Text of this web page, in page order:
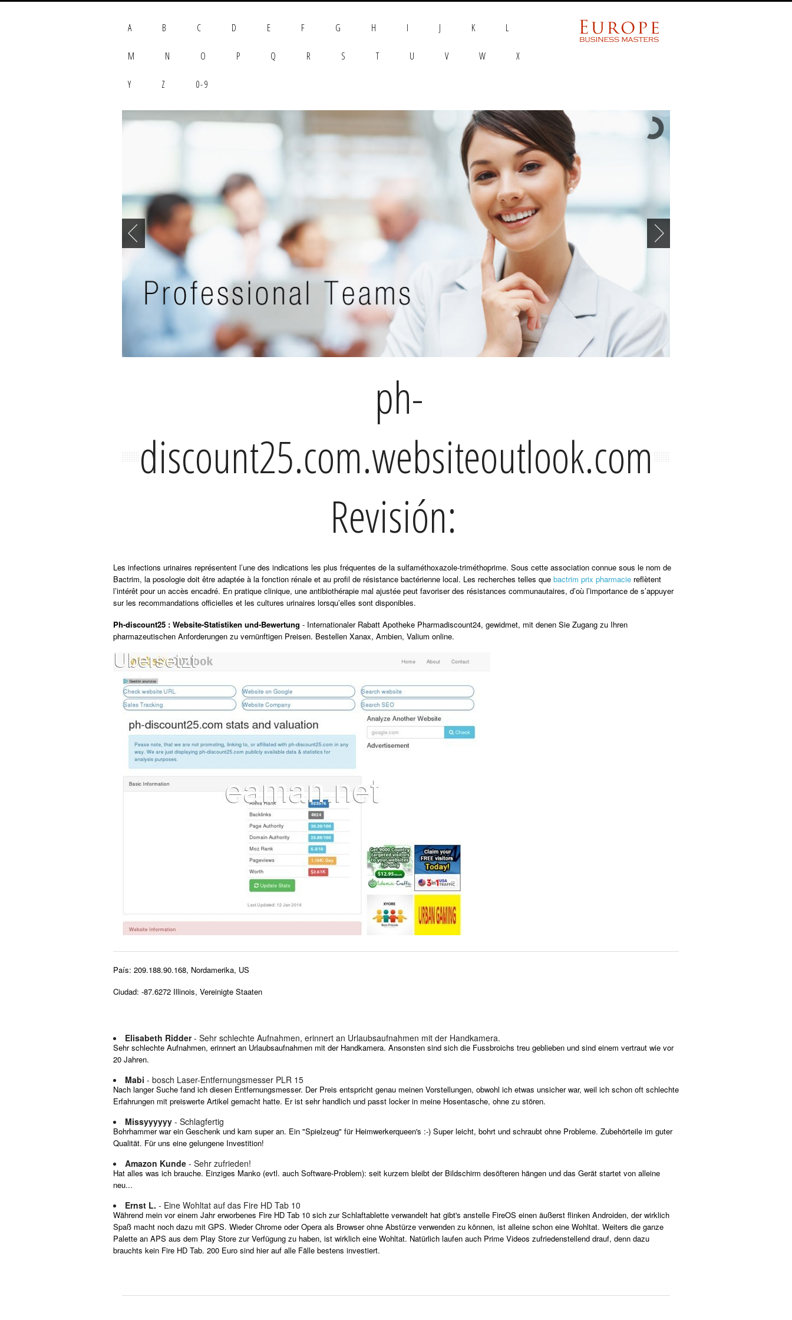
A B C D E F G H I J K L
M N O P Q R S T U V W X
Y Z 0-9
ph-
discount25.com.websiteoutlook.com
Revisión:
Les infections urinaires représentent l’une des indications les plus fréquentes de la sulfaméthoxazole-triméthoprime. Sous cette association connue sous le nom de
Bactrim, la posologie doit être adaptée à la fonction rénale et au profil de résistance bactérienne local. Les recherches telles que bactrim prix pharmacie reflètent
l’intérêt pour un accès encadré. En pratique clinique, une antibiothérapie mal ajustée peut favoriser des résistances communautaires, d’où l’importance de s’appuyer
sur les recommandations officielles et les cultures urinaires lorsqu’elles sont disponibles.
Ph-discount25 : Website-Statistiken und-Bewertung - Internationaler Rabatt Apotheke Pharmadiscount24, gewidmet, mit denen Sie Zugang zu Ihren
pharmazeutischen Anforderungen zu vernünftigen Preisen. Bestellen Xanax, Ambien, Valium online.
País: 209.188.90.168, Nordamerika, US
Ciudad: -87.6272 Illinois, Vereinigte Staaten
Elisabeth Ridder- Sehr schlechte Aufnahmen, erinnert an Urlaubsaufnahmen mit der Handkamera.
Sehr schlechte Aufnahmen, erinnert an Urlaubsaufnahmen mit der Handkamera. Ansonsten sind sich die Fussbroichs treu geblieben und sind einem vertraut wie vor
20 Jahren.
Mabi - bosch Laser-Entfernungsmesser PLR 15
Nach langer Suche fand ich diesen Entfernungsmesser. Der Preis entspricht genau meinen Vorstellungen, obwohl ich etwas unsicher war, weil ich schon oft schlechte
Erfahrungen mit preiswerte Artikel gemacht hatte. Er ist sehr handlich und passt locker in meine Hosentasche, ohne zu stören.
Missyyyyyy - Schlagfertig
Bohrhammer war ein Geschenk und kam super an. Ein "Spielzeug" für Heimwerkerqueen's :-) Super leicht, bohrt und schraubt ohne Probleme. Zubehörteile im guter
Qualität. Für uns eine gelungene Investition!
Amazon Kunde - Sehr zufrieden!
Hat alles was ich brauche. Einziges Manko (evtl. auch Software-Problem): seit kurzem bleibt der Bildschirm desöfteren hängen und das Gerät startet von alleine
neu...
Ernst L. - Eine Wohltat auf das Fire HD Tab 10
Während mein vor einem Jahr erworbenes Fire HD Tab 10 sich zur Schlaftablette verwandelt hat gibt's anstelle FireOS einen äußerst flinken Androiden, der wirklich
Spaß macht noch dazu mit GPS. Wieder Chrome oder Opera als Browser ohne Abstürze verwenden zu können, ist alleine schon eine Wohltat. Weiters die ganze
Palette an APS aus dem Play Store zur Verfügung zu haben, ist wirklich eine Wohltat. Natürlich laufen auch Prime Videos zufriedenstellend drauf, denn dazu
brauchts kein Fire HD Tab. 200 Euro sind hier auf alle Fälle bestens investiert.